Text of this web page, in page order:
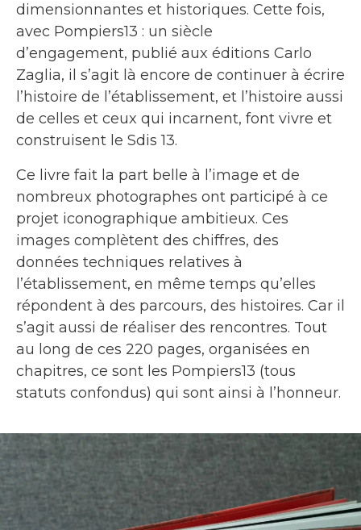
dimensionnantes et historiques. Cette fois,
avec Pompiers13 : un siècle
d’engagement, publié aux éditions Carlo
Zaglia, il s’agit là encore de continuer à écrire
l’histoire de l’établissement, et l’histoire aussi
de celles et ceux qui incarnent, font vivre et
construisent le Sdis 13.
Ce livre fait la part belle à l’image et de
nombreux photographes ont participé à ce
projet iconographique ambitieux. Ces
images complètent des chiffres, des
données techniques relatives à
l’établissement, en même temps qu’elles
répondent à des parcours, des histoires. Car il
s’agit aussi de réaliser des rencontres. Tout
au long de ces 220 pages, organisées en
chapitres, ce sont les Pompiers13 (tous
statuts confondus) qui sont ainsi à l’honneur.